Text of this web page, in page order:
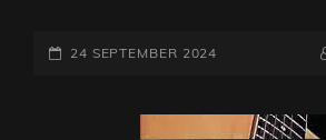
GITAAR
GEPLAATST
24 SEPTEMBER 2024